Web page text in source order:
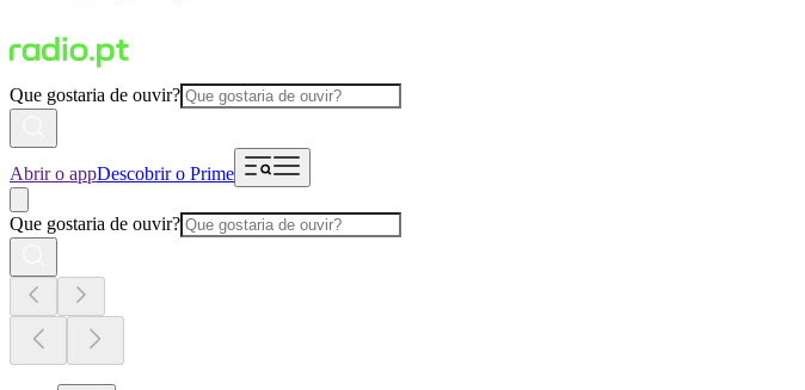
Que gostaria de ouvir?
Abrir o appDescobrir o Prime
Que gostaria de ouvir?